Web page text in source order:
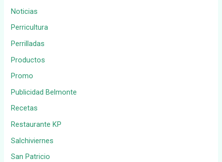
Noticias
Perricultura
Perrilladas
Productos
Promo
Publicidad Belmonte
Recetas
Restaurante KP
Salchiviernes
San Patricio